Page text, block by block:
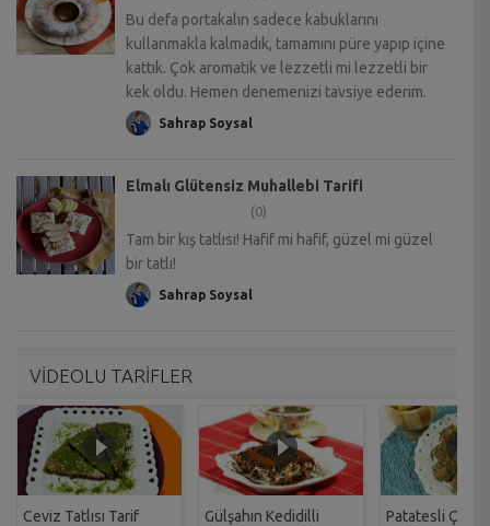
Bu defa portakalın sadece kabuklarını
kullanmakla kalmadık, tamamını püre yapıp içine
kattık. Çok aromatik ve lezzetli mi lezzetli bir
kek oldu. Hemen denemenizi tavsiye ederim.
Sahrap Soysal
Elmalı Glütensiz Muhallebi Tarifi
(0)
Tam bir kış tatlısı! Hafif mi hafif, güzel mi güzel
bir tatlı!
Sahrap Soysal
VİDEOLU TARİFLER
Ceviz Tatlısı Tarif
Gülşahın Kedidilli
Patatesli Çıtır